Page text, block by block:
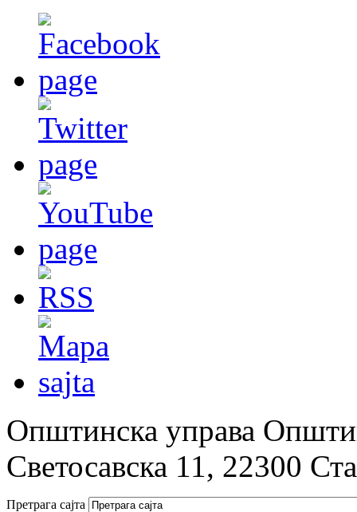
Општинска управа
Светосавска 11, 22300
Претрага сајта